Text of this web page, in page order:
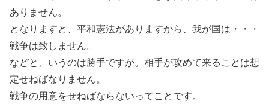
ありません。
となりますと、平和憲法がありますから、我が国は・・・
戦争は致しません。
などと、いうのは勝手ですが。相手が攻めて来ることは想
定せねばなりません。
戦争の用意をせねばならないってことです。